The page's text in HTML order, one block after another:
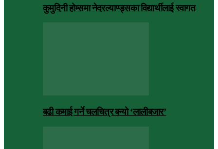
कुमुदिनी होम्समा नेदरल्याण्ड्सका विद्यार्थीलाई स्वागत
बढी कमाई गर्ने चलचित्र बन्यो ‘लालीबजार’